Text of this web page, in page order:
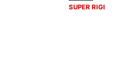
SUPER RIGI